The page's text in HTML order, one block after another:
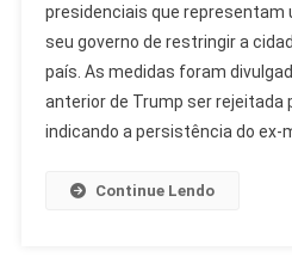
Por
Nascimento
Com
Novos
Decretos
presidenciais que representam
seu governo de restringir a
país. As medidas foram
anterior de Trump ser rejeitada
indicando a persistência do ex-
Continue Lendo